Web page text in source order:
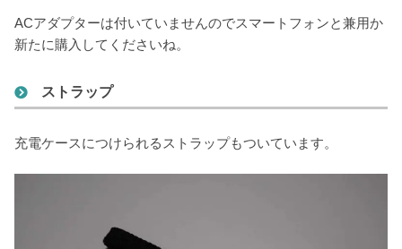
ACアダプターは付いていませんのでスマートフォンと兼用か
新たに購入してくださいね。
ストラップ
充電ケースにつけられるストラップもついています。